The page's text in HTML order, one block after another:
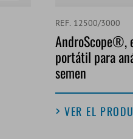
REF. 12500/3000
AndroScope®,
portátil para
semen
VER EL